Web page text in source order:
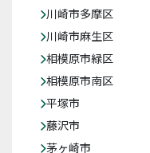
川崎市多摩区
川崎市麻生区
相模原市緑区
相模原市南区
平塚市
藤沢市
茅ヶ崎市